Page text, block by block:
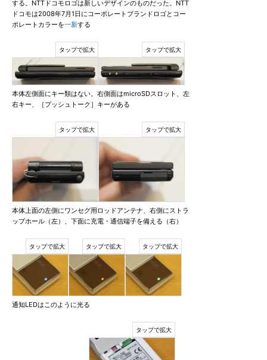
する。NTTドコモロゴは新しいデザインのものだった。NTT
ドコモは2008年7月1日にコーポレートブランドロゴとコー
ポレートカラーを一新する
本体左側面にキー類はない。右側面はmicroSDスロット、左
右キー、［プッシュトーク］キーがある
本体上面の左側にワンセグ用ロッドアンテナ、右側にストラ
ップホール（左）、下面に充電・通信端子を備える（右）
通知LEDはこのように光る